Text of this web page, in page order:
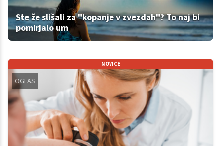
Ste že slišali za "kopanje v zvezdah"? To naj bi
pomirjalo um
NOVICE
OGLAS